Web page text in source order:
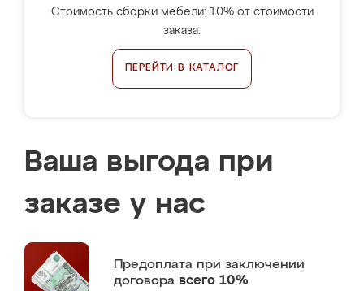
Стоимость сборки мебели: 10% от стоимости
заказа.
ПЕРЕЙТИ В КАТАЛОГ
Ваша выгода при
заказе у нас
Предоплата при заключении
договора всего 10%